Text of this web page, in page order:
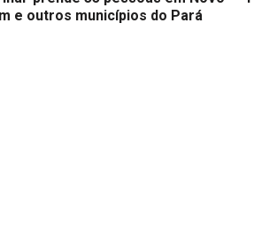
e outros municípios do Pará